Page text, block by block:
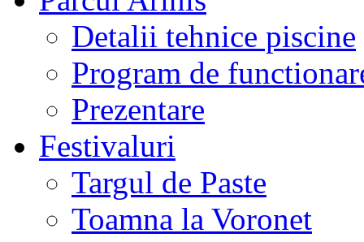
Detalii tehnice piscine
Program de
Prezentare
Festivaluri
Targul de Paste
Toamna la Voronet